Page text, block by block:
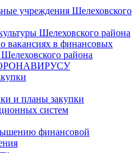
учреждения Шелеховского
Шелеховского района
вакансиях в финансовых
района
и планы закупки
систем
финансовой